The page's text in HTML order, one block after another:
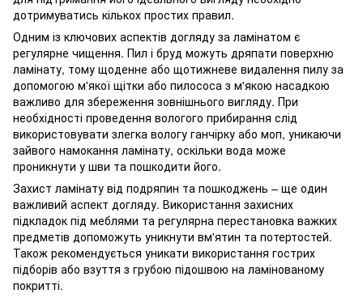
дотримуватись кількох простих правил.
Одним із ключових аспектів догляду за ламінатом є
регулярне чищення. Пил і бруд можуть дряпати поверхню
ламінату, тому щоденне або щотижневе видалення пилу за
допомогою м'якої щітки або пилососа з м'якою насадкою
важливо для збереження зовнішнього вигляду. При
необхідності проведення вологого прибирання слід
використовувати злегка вологу ганчірку або моп, уникаючи
зайвого намокання ламінату, оскільки вода може
проникнути у шви та пошкодити його.
Захист ламінату від подряпин та пошкоджень – ще один
важливий аспект догляду. Використання захисних
підкладок під меблями та регулярна перестановка важких
предметів допоможуть уникнути вм'ятин та потертостей.
Також рекомендується уникати використання гострих
підборів або взуття з грубою підошвою на ламінованому
покритті.